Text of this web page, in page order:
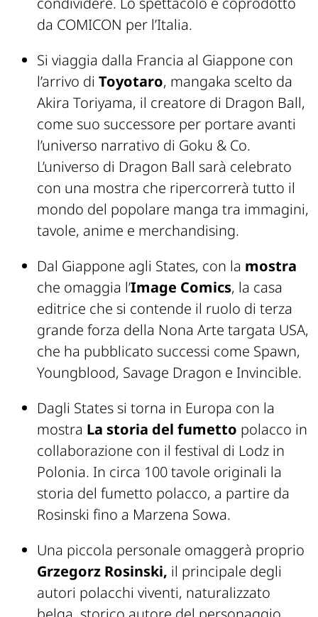
da COMICON per l’Italia.
Si viaggia dalla Francia al Giappone con
l’arrivo di Toyotaro, mangaka scelto da
Akira Toriyama, il creatore di Dragon Ball,
come suo successore per portare avanti
l’universo narrativo di Goku & Co.
L’universo di Dragon Ball sarà celebrato
con una mostra che ripercorrerà tutto il
mondo del popolare manga tra immagini,
tavole, anime e merchandising.
Dal Giappone agli States, con la mostra
che omaggia l’Image Comics, la casa
editrice che si contende il ruolo di terza
grande forza della Nona Arte targata USA,
che ha pubblicato successi come Spawn,
Youngblood, Savage Dragon e Invincible.
Dagli States si torna in Europa con la
mostra La storia del fumetto polacco in
collaborazione con il festival di Lodz in
Polonia. In circa 100 tavole originali la
storia del fumetto polacco, a partire da
Rosinski fino a Marzena Sowa.
Una piccola personale omaggerà proprio
Grzegorz Rosinski, il principale degli
autori polacchi viventi, naturalizzato